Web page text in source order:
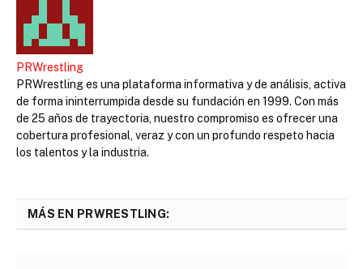
PRWrestling
PRWrestling es una plataforma informativa y de análisis, activa
de forma ininterrumpida desde su fundación en 1999. Con más
de 25 años de trayectoria, nuestro compromiso es ofrecer una
cobertura profesional, veraz y con un profundo respeto hacia
los talentos y la industria.
MÁS EN PRWRESTLING: